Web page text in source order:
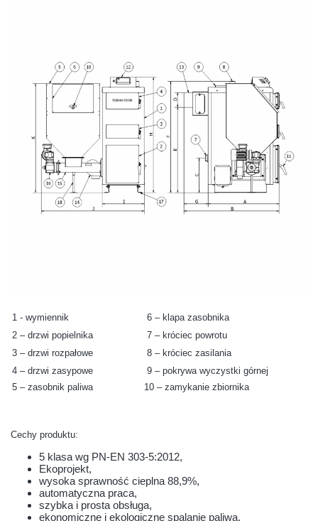
1 - wymiennik
6 – klapa zasobnika
2 – drzwi popielnika
7 – króciec powrotu
3 – drzwi rozpałowe
8 – króciec zasilania
4 – drzwi zasypowe
9 – pokrywa wyczystki górnej
5 – zasobnik paliwa
10 – zamykanie zbiornika
Cechy produktu:
5 klasa wg PN-EN 303-5:2012,
Ekoprojekt,
wysoka sprawność cieplna 88,9%,
automatyczna praca,
szybka i prosta obsługa,
ekonomiczne i ekologiczne spalanie paliwa,